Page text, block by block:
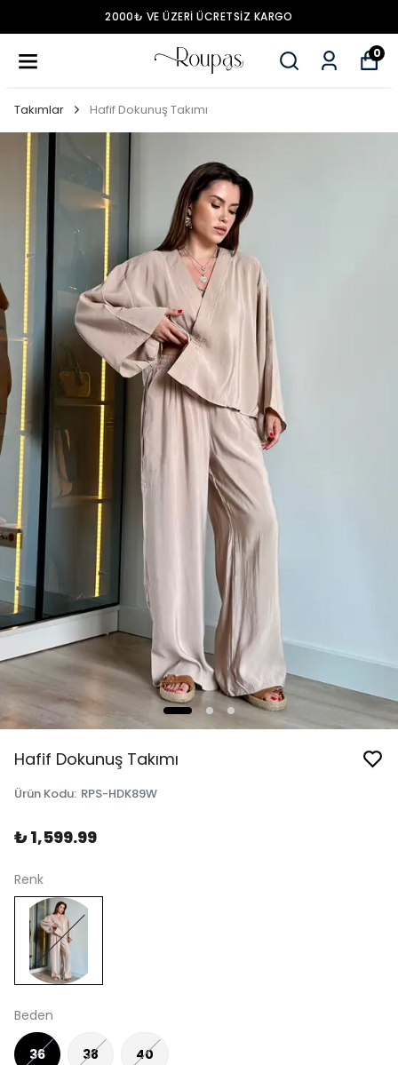
2000₺ VE ÜZERİ ÜCRETSİZ KARGO
0
Takımlar Hafif Dokunuş Takımı
Hafif Dokunuş Takımı
Ürün Kodu: RPS-HDK89W
₺ 1,599.99
Renk
Beden
36 38 40